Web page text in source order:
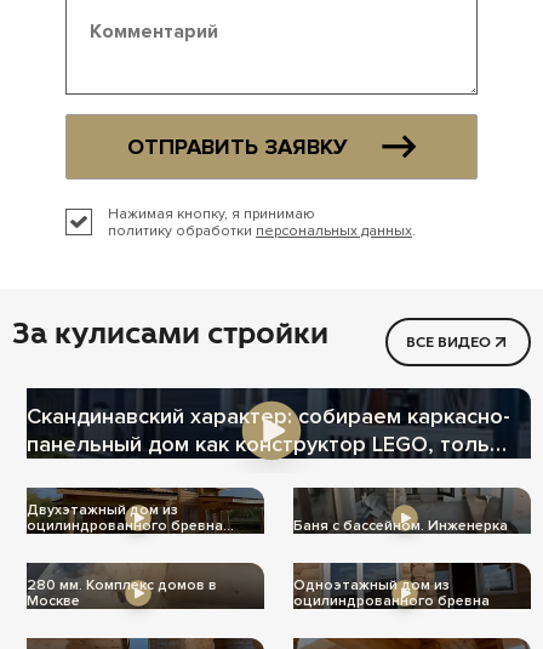
ОТПРАВИТЬ ЗАЯВКУ
Нажимая кнопку, я принимаю
политику обработки персональных данных.
За кулисами стройки ВСЕ ВИДЕО
Скандинавский характер: собираем каркасно-
панельный дом как конструктор LEGO, только
Двухэтажный дом из
оцилиндрованного бревна
Баня с бассейном. Инженерка
280 мм. Комплекс домов в
Москве
Одноэтажный дом из
оцилиндрованного бревна